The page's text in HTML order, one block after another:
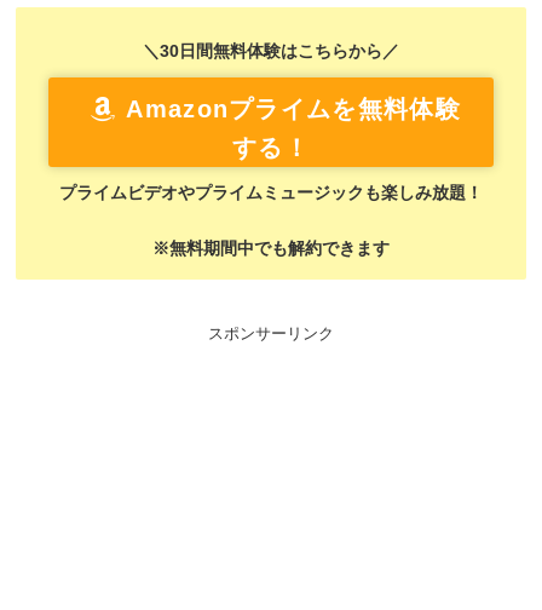
＼30日間無料体験はこちらから／
Amazonプライムを無料体験
する！
プライムビデオやプライムミュージックも楽しみ放題！
※無料期間中でも解約できます
スポンサーリンク